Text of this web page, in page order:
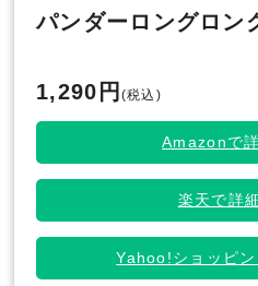
パンダーロングロン
1,290円 (税込)
Amazonで
楽天で詳
Yahoo!ショッピ